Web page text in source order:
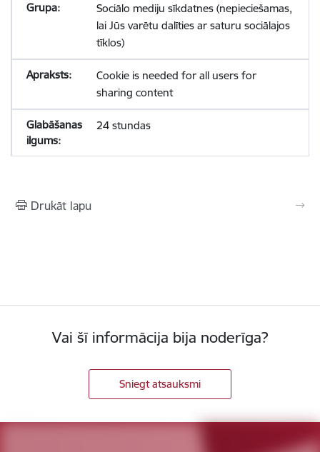
Sociālo mediju sīkdatnes (nepieciešamas,
lai Jūs varētu dalīties ar saturu sociālajos
tīklos)
Cookie is needed for all users for
sharing content
24 stundas
Drukāt lapu
Vai šī informācija bija noderīga?
Sniegt atsauksmi